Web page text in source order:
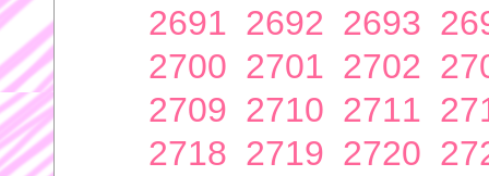
2691 2692 2693
2700 2701 2702
2709 2710 2711
2718 2719 2720